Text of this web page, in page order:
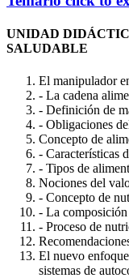
UNIDAD
SALUDABLE
El manipulador
- La cadena
- Definición de
- Obligaciones
Concepto de
- Características
- Tipos de
Nociones del
- Concepto de
- La
- Proceso de
El nuevo
sistemas de